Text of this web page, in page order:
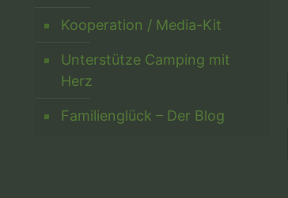
Kooperation / Media-Kit
Unterstütze Camping mit
Herz
Familienglück – Der Blog